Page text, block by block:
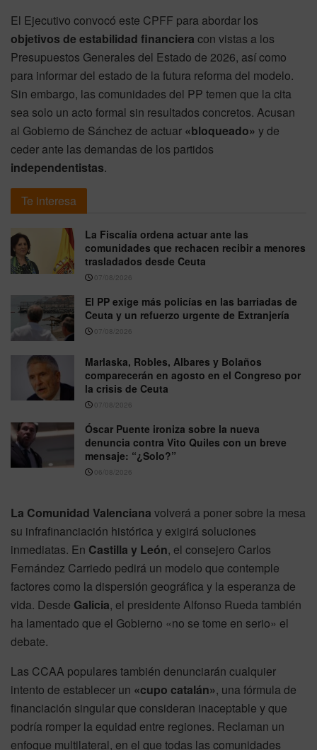
El Ejecutivo convocó este CPFF para abordar los
objetivos de estabilidad financiera con vistas a los
Presupuestos Generales del Estado de 2026, así como
para informar del estado de la futura reforma del modelo.
Sin embargo, las comunidades del PP temen que la cita
sea solo un acto formal sin resultados concretos. Acusan
al Gobierno de Sánchez de actuar «bloqueado» y de
ceder ante las demandas de los partidos
independentistas.
Te interesa
La Fiscalía ordena actuar ante las
comunidades que rechacen recibir a menores
trasladados desde Ceuta
07/08/2026
El PP exige más policías en las barriadas de
Ceuta y un refuerzo urgente de Extranjería
07/08/2026
Marlaska, Robles, Albares y Bolaños
comparecerán en agosto en el Congreso por
la crisis de Ceuta
07/08/2026
Óscar Puente ironiza sobre la nueva
denuncia contra Vito Quiles con un breve
mensaje: “¿Solo?”
06/08/2026
La Comunidad Valenciana volverá a poner sobre la mesa
su infrafinanciación histórica y exigirá soluciones
inmediatas. En Castilla y León, el consejero Carlos
Fernández Carriedo pedirá un modelo que contemple
factores como la dispersión geográfica y la esperanza de
vida. Desde Galicia, el presidente Alfonso Rueda también
ha lamentado que el Gobierno «no se tome en serio» el
debate.
Las CCAA populares también denunciarán cualquier
intento de establecer un «cupo catalán», una fórmula de
financiación singular que consideran inaceptable y que
podría romper la equidad entre regiones. Reclaman un
enfoque multilateral, en el que todas las comunidades